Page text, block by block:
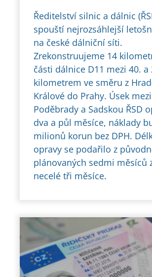
Ředitelství silnic a dálnic
spouští nejrozsáhlejší
na české dálniční síti.
Zrekonstruujeme 14
části dálnice D11 mezi 40. a
kilometrem ve směru z
Králové do Prahy. Úsek mezi
Poděbrady a Sadskou ŘSD
dva a půl měsíce, náklady
milionů korun bez DPH.
opravy se podařilo z
plánovaných sedmi měsíců
necelé tři měsíce.